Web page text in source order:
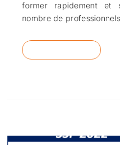
former rapidement et
nombre de professionnels